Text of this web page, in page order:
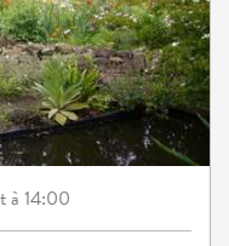
à 14:00